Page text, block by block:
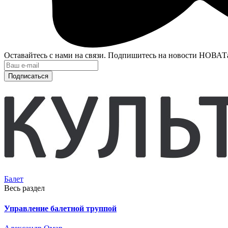
Оставайтесь с нами на связи. Подпишитесь на новости
Подписаться
Балет
Весь раздел
Управление балетной труппой